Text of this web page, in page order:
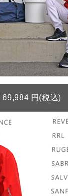
69,984 円(税込)